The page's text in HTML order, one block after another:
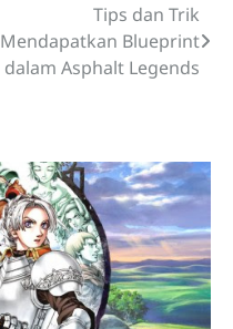
Tips dan Trik
Mendapatkan Blueprint
dalam Asphalt Legends